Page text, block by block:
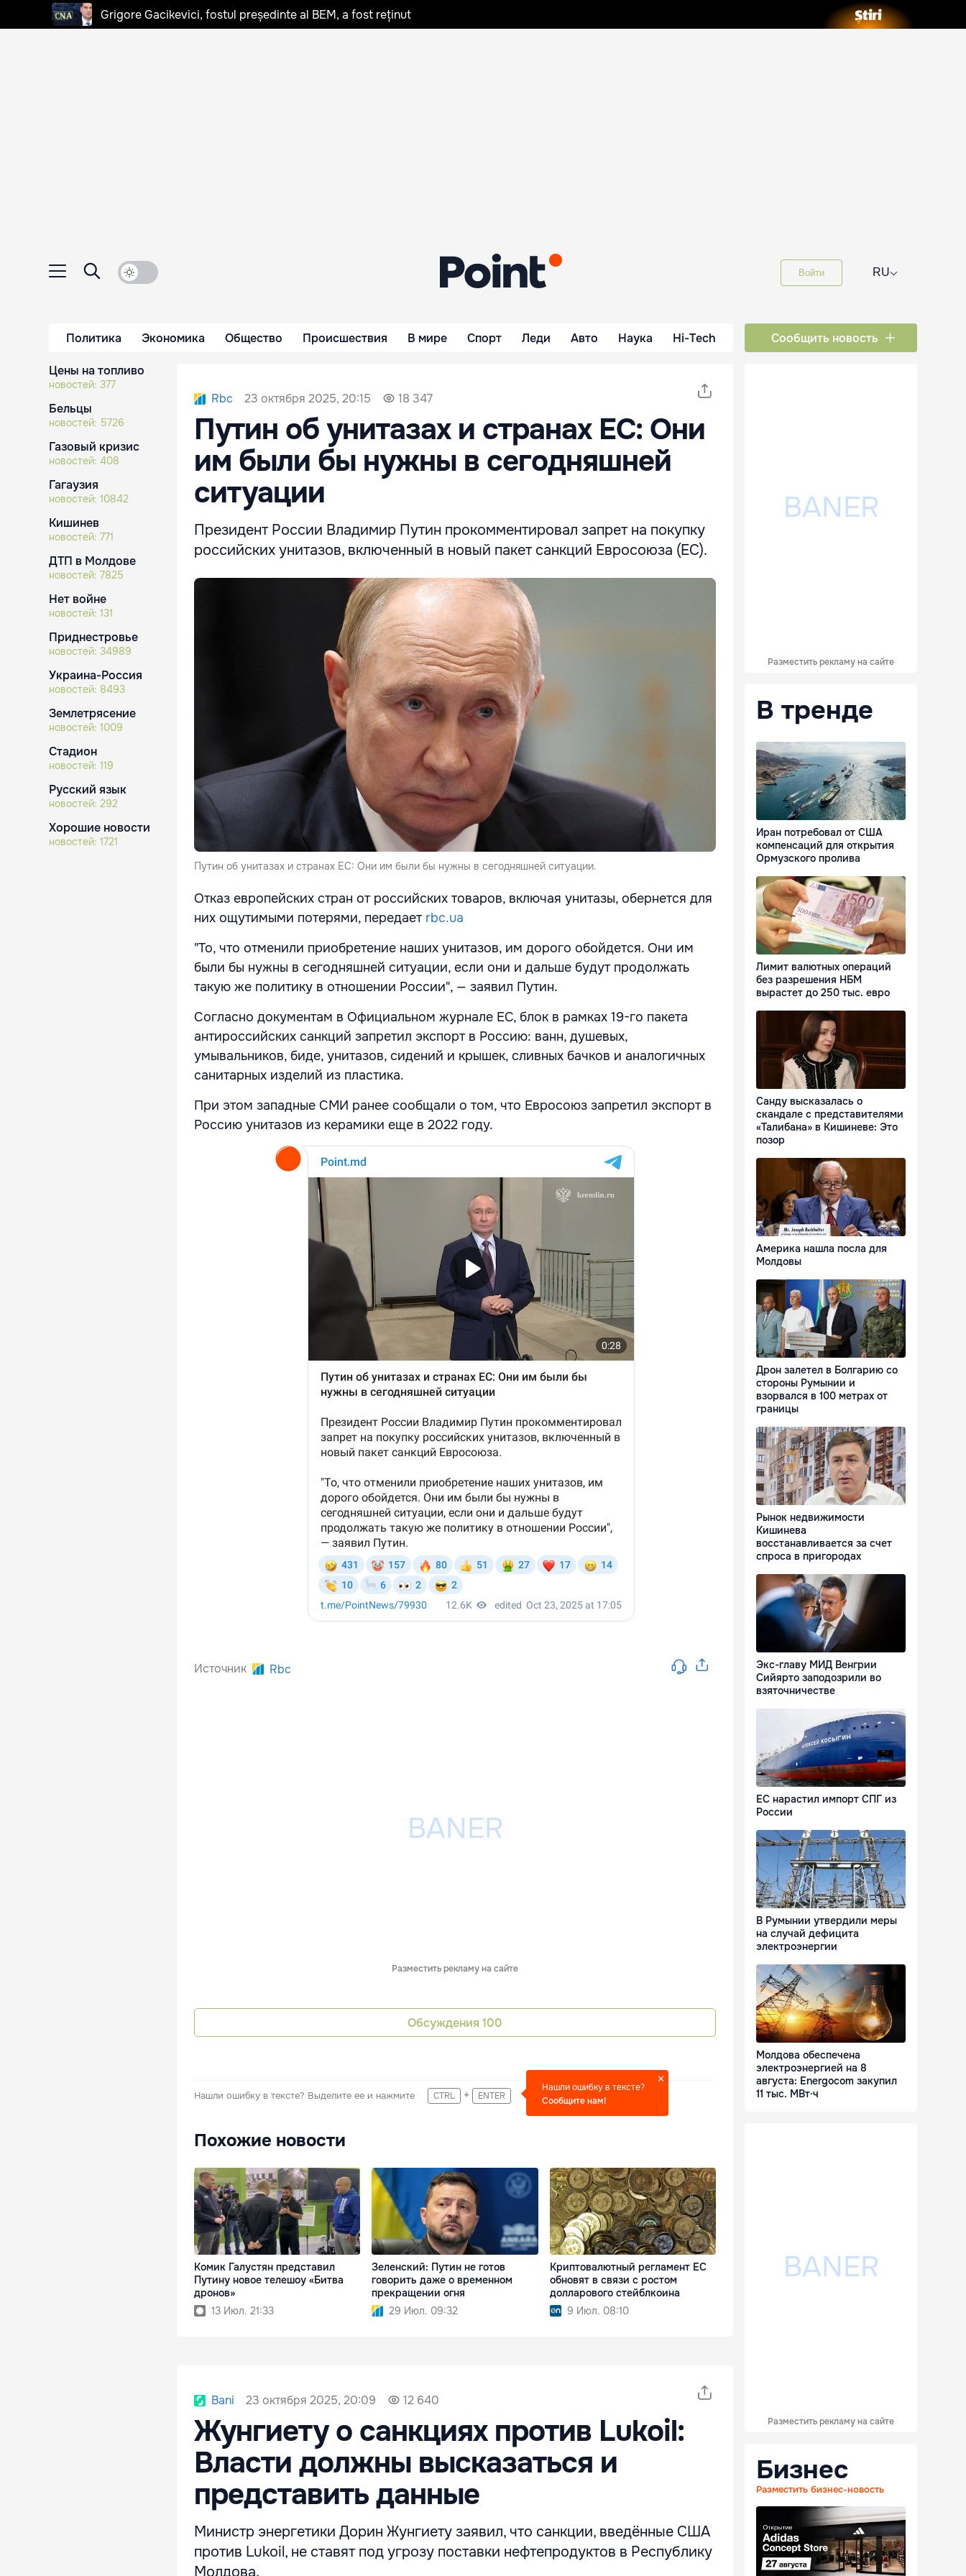
Grigore Gacikevici, fostul președinte al BEM, a fost reținut
Войти RU⌵
Политика Экономика Общество Происшествия В мире Спорт Леди Авто Наука Hi-Tech Сообщить новость
Цены на топливо
новостей: 377
Бельцы
новостей: 5726
Газовый кризис
новостей: 408
Гагаузия
новостей: 10842
Кишинев
новостей: 771
ДТП в Молдове
новостей: 7825
Нет войне
новостей: 131
Приднестровье
новостей: 34989
Украина-Россия
новостей: 8493
Землетрясение
новостей: 1009
Стадион
новостей: 119
Русский язык
новостей: 292
Хорошие новости
новостей: 1721
Rbc 23 октября 2025, 20:15 18 347
Путин об унитазах и странах ЕС: Они
им были бы нужны в сегодняшней
ситуации
Президент России Владимир Путин прокомментировал запрет на покупку
российских унитазов, включенный в новый пакет санкций Евросоюза (ЕС).
Путин об унитазах и странах ЕС: Они им были бы нужны в сегодняшней ситуации.
Отказ европейских стран от российских товаров, включая унитазы, обернется для
них ощутимыми потерями, передает rbc.ua
"То, что отменили приобретение наших унитазов, им дорого обойдется. Они им
были бы нужны в сегодняшней ситуации, если они и дальше будут продолжать
такую же политику в отношении России", — заявил Путин.
Согласно документам в Официальном журнале ЕС, блок в рамках 19-го пакета
антироссийских санкций запретил экспорт в Россию: ванн, душевых,
умывальников, биде, унитазов, сидений и крышек, сливных бачков и аналогичных
санитарных изделий из пластика.
При этом западные СМИ ранее сообщали о том, что Евросоюз запретил экспорт в
Россию унитазов из керамики еще в 2022 году.
Источник Rbc
Разместить рекламу на сайте
Обсуждения 100
Нашли ошибку в тексте? Выделите ее и нажмите CTRL + ENTER
Нашли ошибку в тексте?
Сообщите нам!
Похожие новости
Комик Галустян представил
Путину новое телешоу «Битва
дронов»
13 Июл. 21:33
Зеленский: Путин не готов
говорить даже о временном
прекращении огня
29 Июл. 09:32
Криптовалютный регламент ЕС
обновят в связи с ростом
долларового стейблкоина
9 Июл. 08:10
Bani 23 октября 2025, 20:09 12 640
Жунгиету о санкциях против Lukoil:
Власти должны высказаться и
представить данные
Министр энергетики Дорин Жунгиету заявил, что санкции, введённые США
против Lukoil, не ставят под угрозу поставки нефтепродуктов в Республику
Молдова.
Разместить рекламу на сайте
В тренде
Иран потребовал от США
компенсаций для открытия
Ормузского пролива
Лимит валютных операций
без разрешения НБМ
вырастет до 250 тыс. евро
Санду высказалась о
скандале с представителями
«Талибана» в Кишиневе: Это
позор
Америка нашла посла для
Молдовы
Дрон залетел в Болгарию со
стороны Румынии и
взорвался в 100 метрах от
границы
Рынок недвижимости
Кишинева
восстанавливается за счет
спроса в пригородах
Экс-главу МИД Венгрии
Сийярто заподозрили во
взяточничестве
ЕС нарастил импорт СПГ из
России
В Румынии утвердили меры
на случай дефицита
электроэнергии
Молдова обеспечена
электроэнергией на 8
августа: Energocom закупил
11 тыс. МВт·ч
Разместить рекламу на сайте
Бизнес
Разместить бизнес-новость